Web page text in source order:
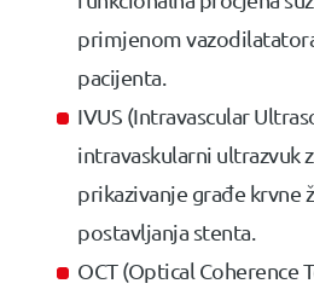
primjenom
pacijenta.
IVUS (Intravascular
intravaskularni ultrazvuk
prikazivanje građe krvne
postavljanja stenta.
OCT (Optical Coherence